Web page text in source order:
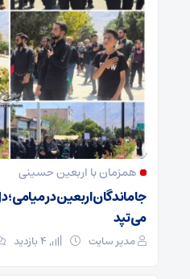
همزمان با اربعین حسینی
جاماندگان اربعین در میامی؛
می‌تپد
مدیر سایت